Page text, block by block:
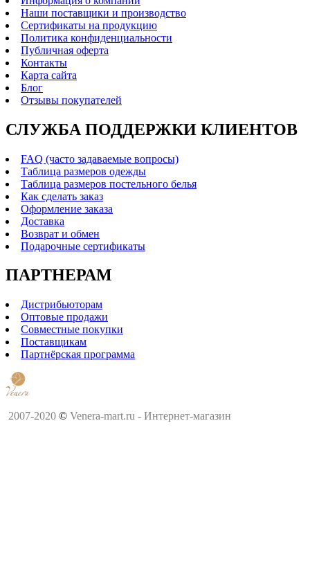
Наши поставщики и производство
Сертификаты на продукцию
Политика конфиденциальности
Публичная оферта
Контакты
Карта сайта
Блог
Отзывы покупателей
СЛУЖБА ПОДДЕРЖКИ КЛИЕНТОВ
FAQ (часто задаваемые вопросы)
Таблица размеров одежды
Таблица размеров постельного белья
Как сделать заказ
Оформление заказа
Доставка
Возврат и обмен
Подарочные сертификаты
ПАРТНЕРАМ
Дистрибьюторам
Оптовые продажи
Совместные покупки
Поставщикам
Партнёрская программа
2007-2020 © Venera-mart.ru - Интернет-магазин